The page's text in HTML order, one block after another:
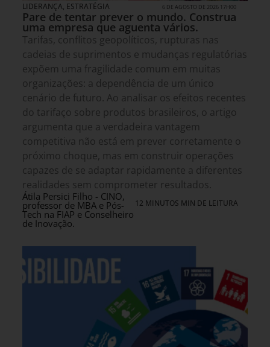
LIDERANÇA, ESTRATÉGIA 6 DE AGOSTO DE 2026 17H00
Pare de tentar prever o mundo. Construa
uma empresa que aguenta vários.
Tarifas, conflitos geopolíticos, rupturas nas
cadeias de suprimentos e mudanças regulatórias
expõem uma fragilidade comum em muitas
organizações: a dependência de um único
cenário de futuro. Ao analisar os efeitos recentes
do tarifaço sobre produtos brasileiros, o artigo
argumenta que a verdadeira vantagem
competitiva não está em prever corretamente o
próximo choque, mas em construir operações
capazes de se adaptar rapidamente a diferentes
realidades sem comprometer resultados.
Átila Persici Filho - CINO,
professor de MBA e Pós-
Tech na FIAP e Conselheiro
de Inovação.
12 MINUTOS MIN DE LEITURA